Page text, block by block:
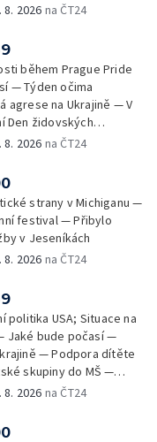
8. 2026 na ČT24
během Prague Pride
— Týden očima
agrese na Ukrajině — V
Den židovských
slaví 25 let na
epidemie digitálních
Demolice vyhořelé
Zlíně
8. 2026 na ČT24
strany v Michiganu —
festival — Přibylo
v Jeseníkách
8. 2026 na ČT24
politika USA; Situace na
Jaké bude počasí —
— Podpora dítěte
skupiny do MŠ —
— Dvě deci tuše v
8. 2026 na ČT24